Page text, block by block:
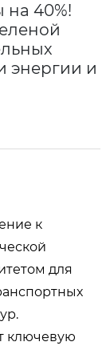
на 40%!
энергии и
к
для
ключевую